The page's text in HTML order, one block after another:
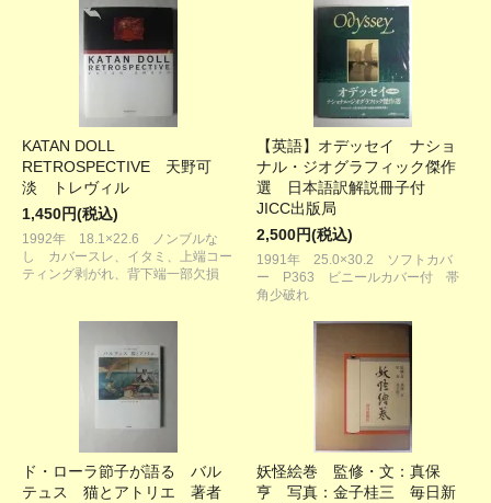
KATAN DOLL
RETROSPECTIVE 天野可
淡 トレヴィル
1,450円(税込)
1992年 18.1×22.6 ノンブルな
し カバースレ、イタミ、上端コー
ティング剥がれ、背下端一部欠損
【英語】オデッセイ ナショ
ナル・ジオグラフィック傑作
選 日本語訳解説冊子付
JICC出版局
2,500円(税込)
1991年 25.0×30.2 ソフトカバ
ー P363 ビニールカバー付 帯
角少破れ
ド・ローラ節子が語る バル
テュス 猫とアトリエ 著者
妖怪絵巻 監修・文：真保
亨 写真：金子桂三 毎日新